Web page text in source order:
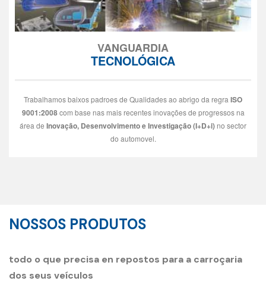
VANGUARDIA
TECNOLÓGICA
Trabalhamos baixos padroes de Qualidades ao abrigo da regra ISO
9001:2008com base nas mais recentes inovações de progressos na
área de Inovação, Desenvolvimento e Investigação (I+D+i) no sector
do automovel.
NOSSOS PRODUTOS
todo o que precisa en repostos para a carroçaria
dos seus veículos